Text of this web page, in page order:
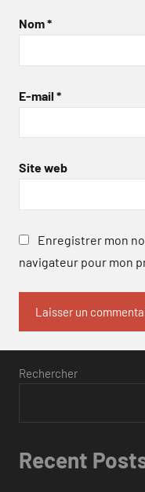
Nom*
E-mail *
Site web
Enregistrer mon
navigateur pour mon
Rechercher
Recent